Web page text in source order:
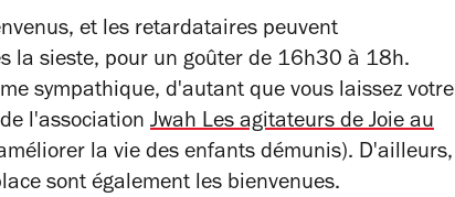
et les retardataires peuvent
la sieste, pour un goûter de 16h30 à 18h.
sympathique, d'autant que vous laissez votre
l'association Jwah Les agitateurs de Joie au
la vie des enfants démunis). D'ailleurs,
sont également les bienvenues.